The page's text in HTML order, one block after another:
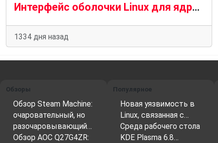
Интерфейс оболочки Linux для ядра Linux
1334 дня назад
Обзоры
Обзор Steam Machine:
очаровательный, но
разочаровывающий…
Обзор AOC Q27G4ZR:
Популярное
Новая уязвимость в
Linux, связанная с…
Среда рабочего стола
KDE Plasma 6.8…